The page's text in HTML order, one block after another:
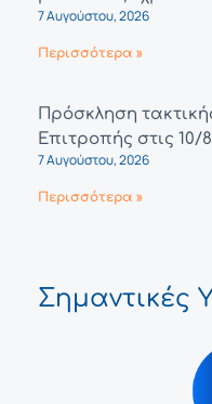
7 Αυγούστου, 2026
Περισσότερα »
Πρόσκληση
Επιτροπής στις 10/
7 Αυγούστου, 2026
Περισσότερα »
Σημαντικές